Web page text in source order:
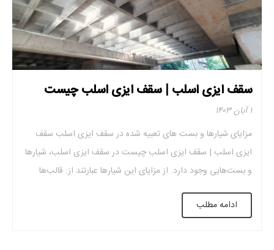
سقف ایزی اسلب | سقف ایزی اسلب چیست
۱ آبان ۱۴۰۳
مزایای شیارها و بست‌ های تعبیه شده در سقف ایزی اسلب سقف
ایزی اسلب | سقف ایزی اسلب چیست در سقف ایزی اسلب، شیارها
و بست‌هایی وجود دارد. از مزایای این شیارها عبارتند از: قالب‌ها
سبک‌تر شده و مقاومت آن افزایش می‌یابد. بتن از قالب پلاستیکی
سقف به‌راحتی جدا می‌شود و قالب به بتن نمی‌چسبد. […]
ادامه مطلب